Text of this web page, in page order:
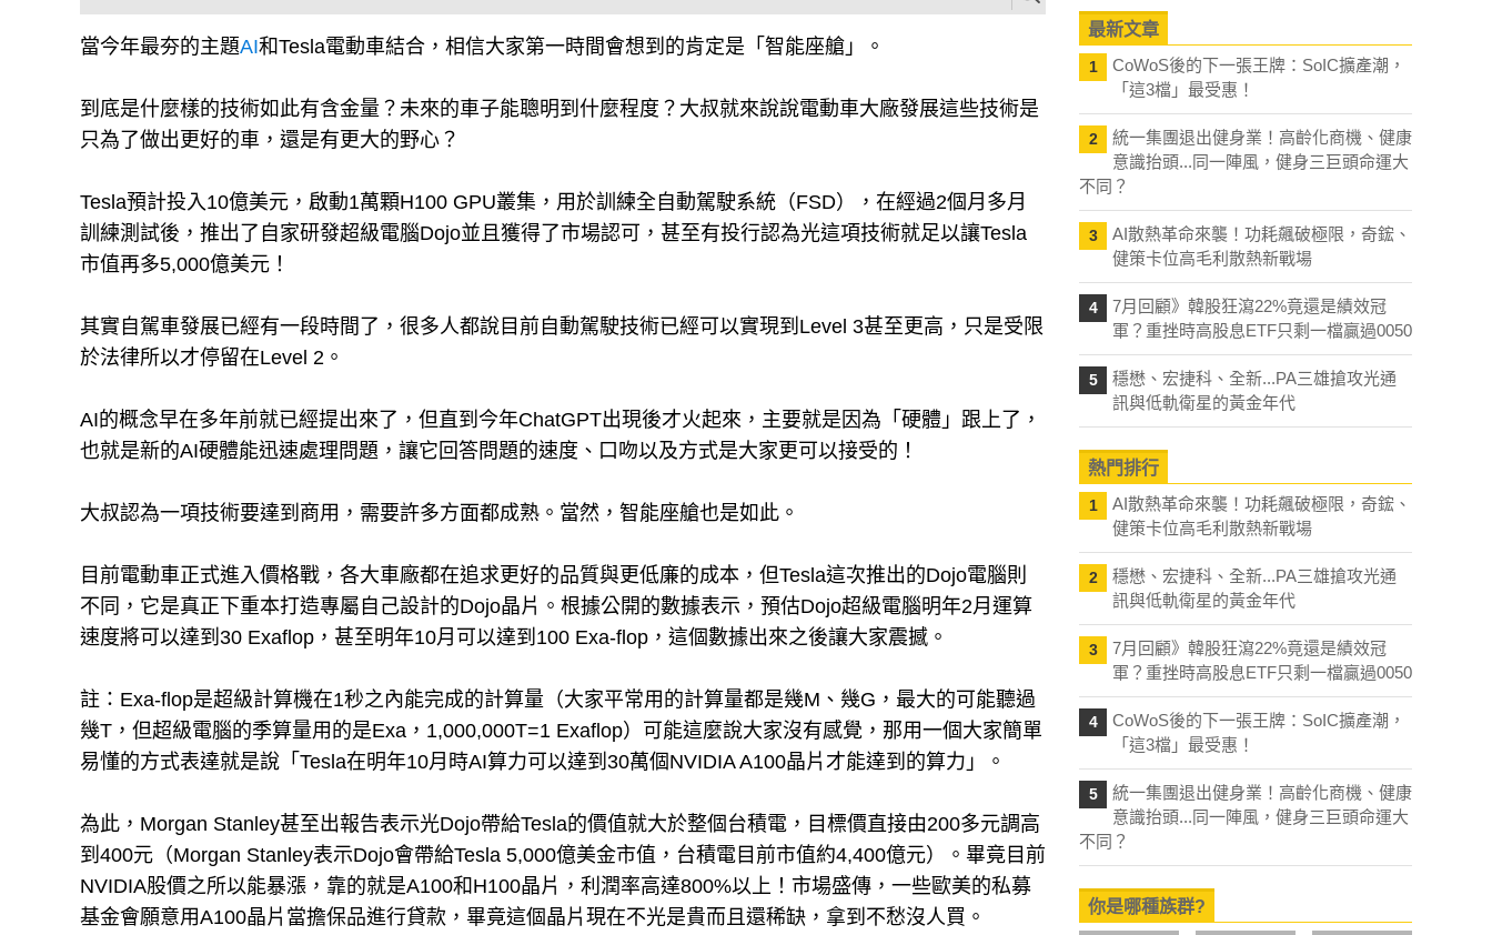
當今年最夯的主題AI和Tesla電動車結合，相信大家第一時間會想到的肯定是「智能座艙」。
到底是什麼樣的技術如此有含金量？未來的車子能聰明到什麼程度？大叔就來說說電動車大廠發展這些技術是
只為了做出更好的車，還是有更大的野心？
Tesla預計投入10億美元，啟動1萬顆H100 GPU叢集，用於訓練全自動駕駛系統（FSD），在經過2個月多月
訓練測試後，推出了自家研發超級電腦Dojo並且獲得了市場認可，甚至有投行認為光這項技術就足以讓Tesla
市值再多5,000億美元！
其實自駕車發展已經有一段時間了，很多人都說目前自動駕駛技術已經可以實現到Level 3甚至更高，只是受限
於法律所以才停留在Level 2。
AI的概念早在多年前就已經提出來了，但直到今年ChatGPT出現後才火起來，主要就是因為「硬體」跟上了，
也就是新的AI硬體能迅速處理問題，讓它回答問題的速度、口吻以及方式是大家更可以接受的！
大叔認為一項技術要達到商用，需要許多方面都成熟。當然，智能座艙也是如此。
目前電動車正式進入價格戰，各大車廠都在追求更好的品質與更低廉的成本，但Tesla這次推出的Dojo電腦則
不同，它是真正下重本打造專屬自己設計的Dojo晶片。根據公開的數據表示，預估Dojo超級電腦明年2月運算
速度將可以達到30 Exaflop，甚至明年10月可以達到100 Exa-flop，這個數據出來之後讓大家震撼。
註：Exa-flop是超級計算機在1秒之內能完成的計算量（大家平常用的計算量都是幾M、幾G，最大的可能聽過
幾T，但超級電腦的季算量用的是Exa，1,000,000T=1 Exaflop）可能這麼說大家沒有感覺，那用一個大家簡單
易懂的方式表達就是說「Tesla在明年10月時AI算力可以達到30萬個NVIDIA A100晶片才能達到的算力」。
為此，Morgan Stanley甚至出報告表示光Dojo帶給Tesla的價值就大於整個台積電，目標價直接由200多元調高
到400元（Morgan Stanley表示Dojo會帶給Tesla 5,000億美金市值，台積電目前市值約4,400億元）。畢竟目前
NVIDIA股價之所以能暴漲，靠的就是A100和H100晶片，利潤率高達800%以上！市場盛傳，一些歐美的私募
基金會願意用A100晶片當擔保品進行貸款，畢竟這個晶片現在不光是貴而且還稀缺，拿到不愁沒人買。
最新文章
1
CoWoS後的下一張王牌：SoIC擴產潮，
「這3檔」最受惠！
2
統一集團退出健身業！高齡化商機、健康
意識抬頭...同一陣風，健身三巨頭命運大
不同？
3
AI散熱革命來襲！功耗飆破極限，奇鋐、
健策卡位高毛利散熱新戰場
4
7月回顧》韓股狂瀉22%竟還是績效冠
軍？重挫時高股息ETF只剩一檔贏過0050
5
穩懋、宏捷科、全新...PA三雄搶攻光通
訊與低軌衛星的黃金年代
熱門排行
1
AI散熱革命來襲！功耗飆破極限，奇鋐、
健策卡位高毛利散熱新戰場
2
穩懋、宏捷科、全新...PA三雄搶攻光通
訊與低軌衛星的黃金年代
3
7月回顧》韓股狂瀉22%竟還是績效冠
軍？重挫時高股息ETF只剩一檔贏過0050
4
CoWoS後的下一張王牌：SoIC擴產潮，
「這3檔」最受惠！
5
統一集團退出健身業！高齡化商機、健康
意識抬頭...同一陣風，健身三巨頭命運大
不同？
你是哪種族群?